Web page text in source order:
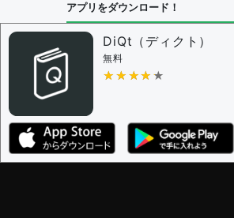
アプリをダウンロード！
DiQt（ディクト）
無料
★★★★★
★★★★★